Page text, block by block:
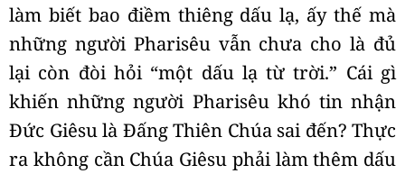
làm biết bao điềm thiêng dấu lạ, ấy thế mà
những người Pharisêu vẫn chưa cho là đủ
lại còn đòi hỏi “một dấu lạ từ trời.” Cái gì
khiến những người Pharisêu khó tin nhận
Đức Giêsu là Đấng Thiên Chúa sai đến? Thực
ra không cần Chúa Giêsu phải làm thêm dấu